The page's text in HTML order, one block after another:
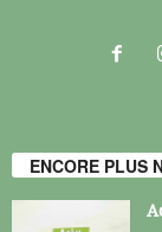
ENCORE PLUS